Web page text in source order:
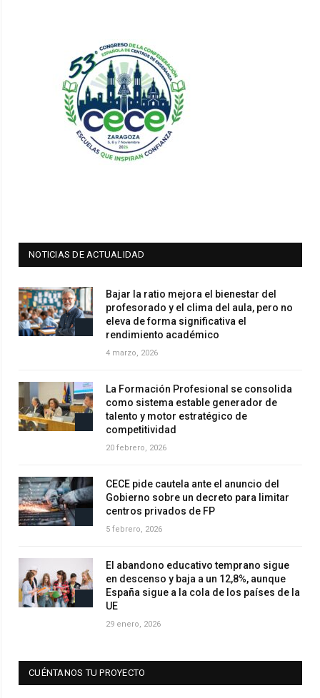
NOTICIAS DE ACTUALIDAD
Bajar la ratio mejora el bienestar del
profesorado y el clima del aula, pero no
eleva de forma significativa el
rendimiento académico
4 marzo, 2026
La Formación Profesional se consolida
como sistema estable generador de
talento y motor estratégico de
competitividad
20 febrero, 2026
CECE pide cautela ante el anuncio del
Gobierno sobre un decreto para limitar
centros privados de FP
5 febrero, 2026
El abandono educativo temprano sigue
en descenso y baja a un 12,8%, aunque
España sigue a la cola de los países de la
UE
29 enero, 2026
CUÉNTANOS TU PROYECTO